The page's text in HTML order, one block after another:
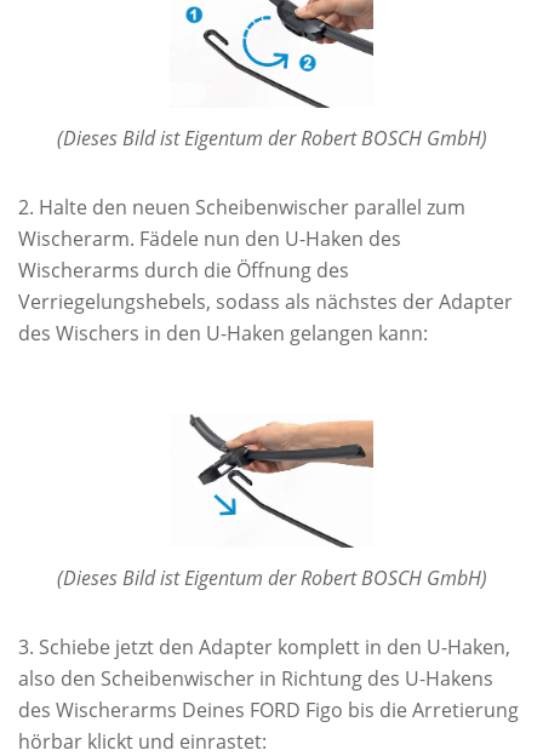
(Dieses Bild ist Eigentum der Robert BOSCH GmbH)
Halte den neuen Scheibenwischer parallel zum
Wischerarm. Fädele nun den U-Haken des
Wischerarms durch die Öffnung des
Verriegelungshebels, sodass als nächstes der Adapter
des Wischers in den U-Haken gelangen kann:
(Dieses Bild ist Eigentum der Robert BOSCH GmbH)
Schiebe jetzt den Adapter komplett in den U-Haken,
also den Scheibenwischer in Richtung des U-Hakens
des Wischerarms Deines FORD Figo bis die Arretierung
hörbar klickt und einrastet: